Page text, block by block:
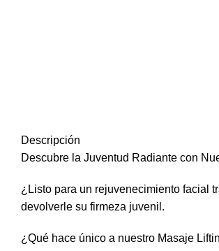
Descripción
Descubre la Juventud Radiante con
¿Listo para un rejuvenecimiento facial
devolverle su firmeza juvenil.
¿Qué hace único a nuestro Masaje